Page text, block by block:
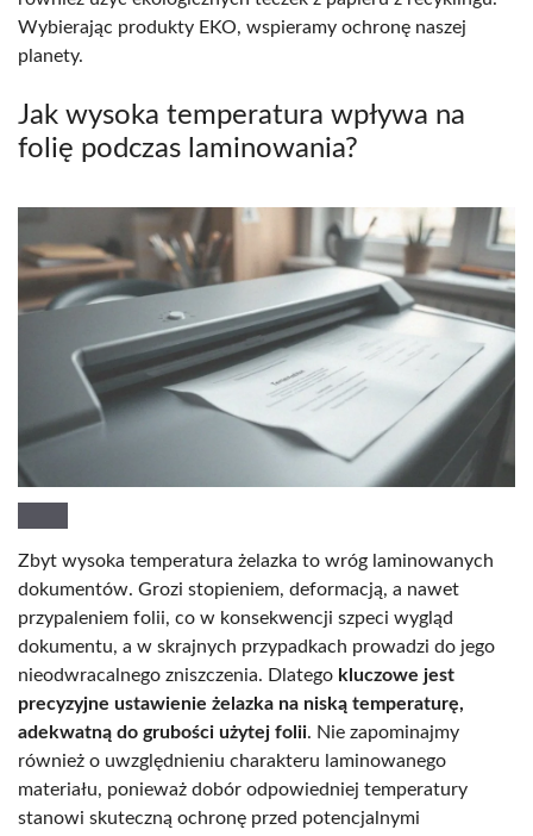
Wybierając produkty EKO, wspieramy ochronę naszej
planety.
Jak wysoka temperatura wpływa na
folię podczas laminowania?
Zbyt wysoka temperatura żelazka to wróg laminowanych
dokumentów. Grozi stopieniem, deformacją, a nawet
przypaleniem folii, co w konsekwencji szpeci wygląd
dokumentu, a w skrajnych przypadkach prowadzi do jego
nieodwracalnego zniszczenia. Dlatego kluczowe jest
precyzyjne ustawienie żelazka na niską temperaturę,
adekwatną do grubości użytej folii. Nie zapominajmy
również o uwzględnieniu charakteru laminowanego
materiału, ponieważ dobór odpowiedniej temperatury
stanowi skuteczną ochronę przed potencjalnymi